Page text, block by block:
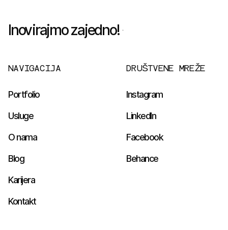
Inovirajmo zajedno!
NAVIGACIJA
Portfolio
Usluge
O nama
Blog
Karijera
Kontakt
DRUŠTVENE MREŽE
Instagram
LinkedIn
Facebook
Behance